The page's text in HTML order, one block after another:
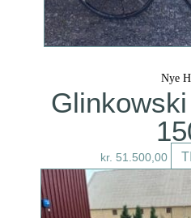
Nye
kr. 51.500,00